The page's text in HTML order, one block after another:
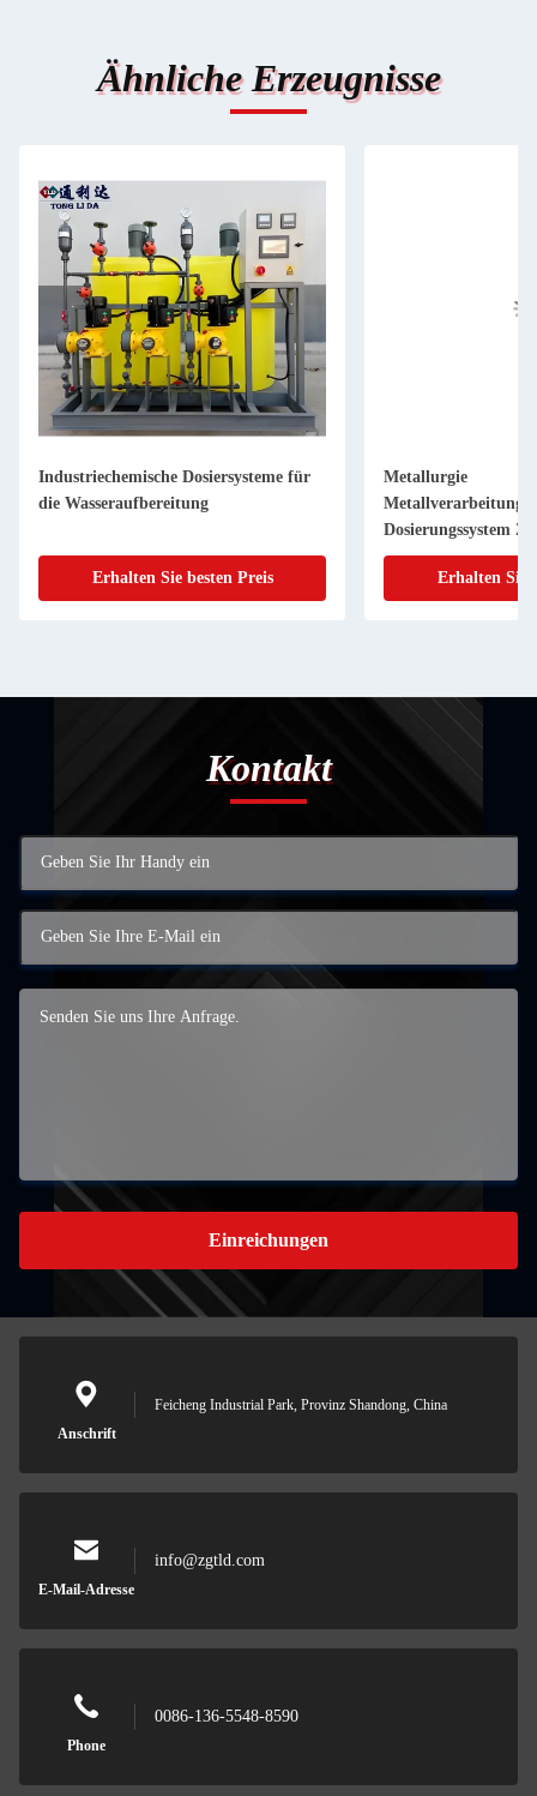
Ähnliche Erzeugnisse
Industriechemische Dosiersysteme für
die Wasseraufbereitung
Erhalten Sie besten Preis
Metallurgie
Dosierungssystem
Plating Lösung
Erhalten Sie
Kontakt
Einreichungen
Anschrift
Feicheng Industrial Park, Provinz Shandong, China
E-Mail-Adresse
info@zgtld.com
Phone
0086-136-5548-8590